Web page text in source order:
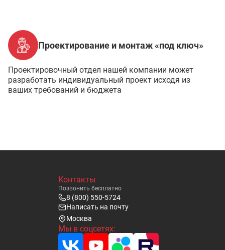
Проектирование и монтаж «под ключ»
Проектировочный отдел нашей компании может
разработать индивидуальный проект исходя из
ваших требований и бюджета
Контакты
Позвонить бесплатно
8 (800) 550-5724
Написать на почту
Москва
Мы в соцсетях: